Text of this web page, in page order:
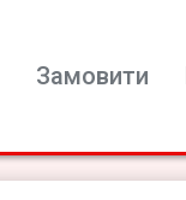
Замовити